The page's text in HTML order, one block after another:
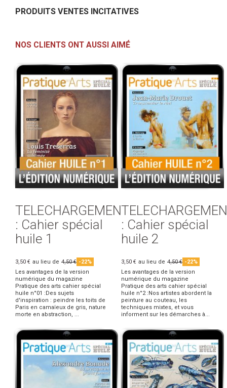
PRODUITS VENTES INCITATIVES
NOS CLIENTS ONT AUSSI AIMÉ
TELECHARGEMENT
: Cahier spécial
huile 1
3,50 € au lieu de 4,50 € -22%
Les avantages de la version
numérique du magazine
Pratique des arts cahier spécial
huile n°01 :Des sujets
d'inspiration : peindre les toits de
Paris en camaïeux de gris, nature
morte en abstraction, ...
: Cahier spécial
huile 2
3,50 € au lieu de 4,50 € -22%
Les avantages de la version
numérique du magazine
Pratique des arts cahier spécial
huile n°2 :Nos artistes abordent la
peinture au couteau, les
techniques mixtes, et vous
informent sur les démarches à...